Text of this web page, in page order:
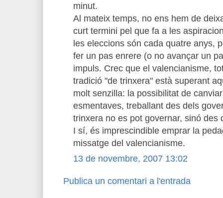
minut.
Al mateix temps, no ens hem de
curt termini pel que fa a les
les eleccions són cada quatre anys,
fer un pas enrere (o no avançar un
impuls. Crec que el valencianisme,
tradició "de trinxera" està superant
molt senzilla: la possibilitat de
esmentaves, treballant des dels
trinxera no es pot governar, sinó des
I sí, és imprescindible emprar la
missatge del valencianisme.
13 de novembre, 2007 13:02
Publica un comentari a l'entrada